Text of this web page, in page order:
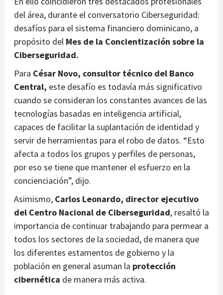
del área, durante el conversatorio Ciberseguridad:
desafíos para el sistema financiero dominicano, a
propósito del Mes de la Concientización sobre la
Ciberseguridad.
Para César Novo, consultor técnico del Banco
Central, este desafío es todavía más significativo
cuando se consideran los constantes avances de las
tecnologías basadas en inteligencia artificial,
capaces de facilitar la suplantación de identidad y
servir de herramientas para el robo de datos. “Esto
afecta a todos los grupos y perfiles de personas,
por eso se tiene que mantener el esfuerzo en la
concienciación”, dijo.
Asimismo, Carlos Leonardo, director ejecutivo
del Centro Nacional de Ciberseguridad, resaltó la
importancia de continuar trabajando para permear a
todos los sectores de la sociedad, de manera que
los diferentes estamentos de gobierno y la
población en general asuman la protección
cibernética de manera más activa.